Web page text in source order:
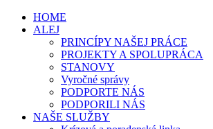
HOME
ALEJ
PRINCÍPY NAŠEJ PRÁCE
PROJEKTY A SPOLUPRÁCA
STANOVY
Vyročné správy
PODPORTE NÁS
PODPORILI NÁS
NAŠE SLUŽBY